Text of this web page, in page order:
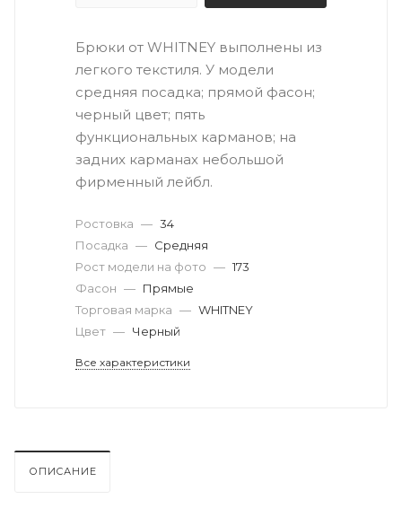
Брюки от WHITNEY выполнены из
легкого текстиля. У модели
средняя посадка; прямой фасон;
черный цвет; пять
функциональных карманов; на
задних карманах небольшой
фирменный лейбл.
Ростовка — 34
Посадка — Средняя
Рост модели на фото — 173
Фасон — Прямые
Торговая марка — WHITNEY
Цвет — Черный
Все характеристики
ОПИСАНИЕ